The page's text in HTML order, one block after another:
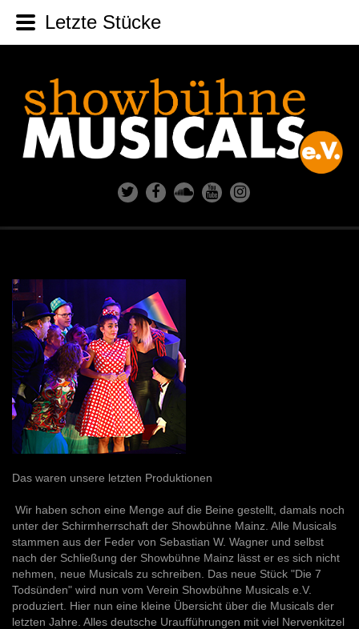
Das waren unsere letzten Produktionen
Wir haben schon eine Menge auf die Beine gestellt, damals noch
unter der Schirmherrschaft der Showbühne Mainz. Alle Musicals
stammen aus der Feder von Sebastian W. Wagner und selbst
nach der Schließung der Showbühne Mainz lässt er es sich nicht
nehmen, neue Musicals zu schreiben. Das neue Stück "Die 7
Todsünden" wird nun vom Verein Showbühne Musicals e.V.
produziert. Hier nun eine kleine Übersicht über die Musicals der
letzten Jahre. Alles deutsche Uraufführungen mit viel Nervenkitzel
Letzte Stücke